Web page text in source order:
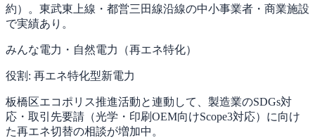
約）。東武東上線・都営三田線沿線の中小事業者・商業施設
で実績あり。
みんな電力・自然電力（再エネ特化）
役割: 再エネ特化型新電力
板橋区エコポリス推進活動と連動して、製造業のSDGs対
応・取引先要請（光学・印刷OEM向けScope3対応）に向け
た再エネ切替の相談が増加中。